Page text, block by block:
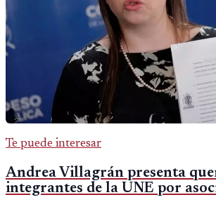
Te puede interesar
Andrea Villagrán presenta
integrantes de la UNE por